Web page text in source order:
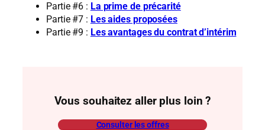
Partie #6 : La prime de précarité
Partie #7 : Les aides proposées
Partie #9 : Les avantages du contrat d’intérim
Vous souhaitez aller plus loin ?
Consulter les offres